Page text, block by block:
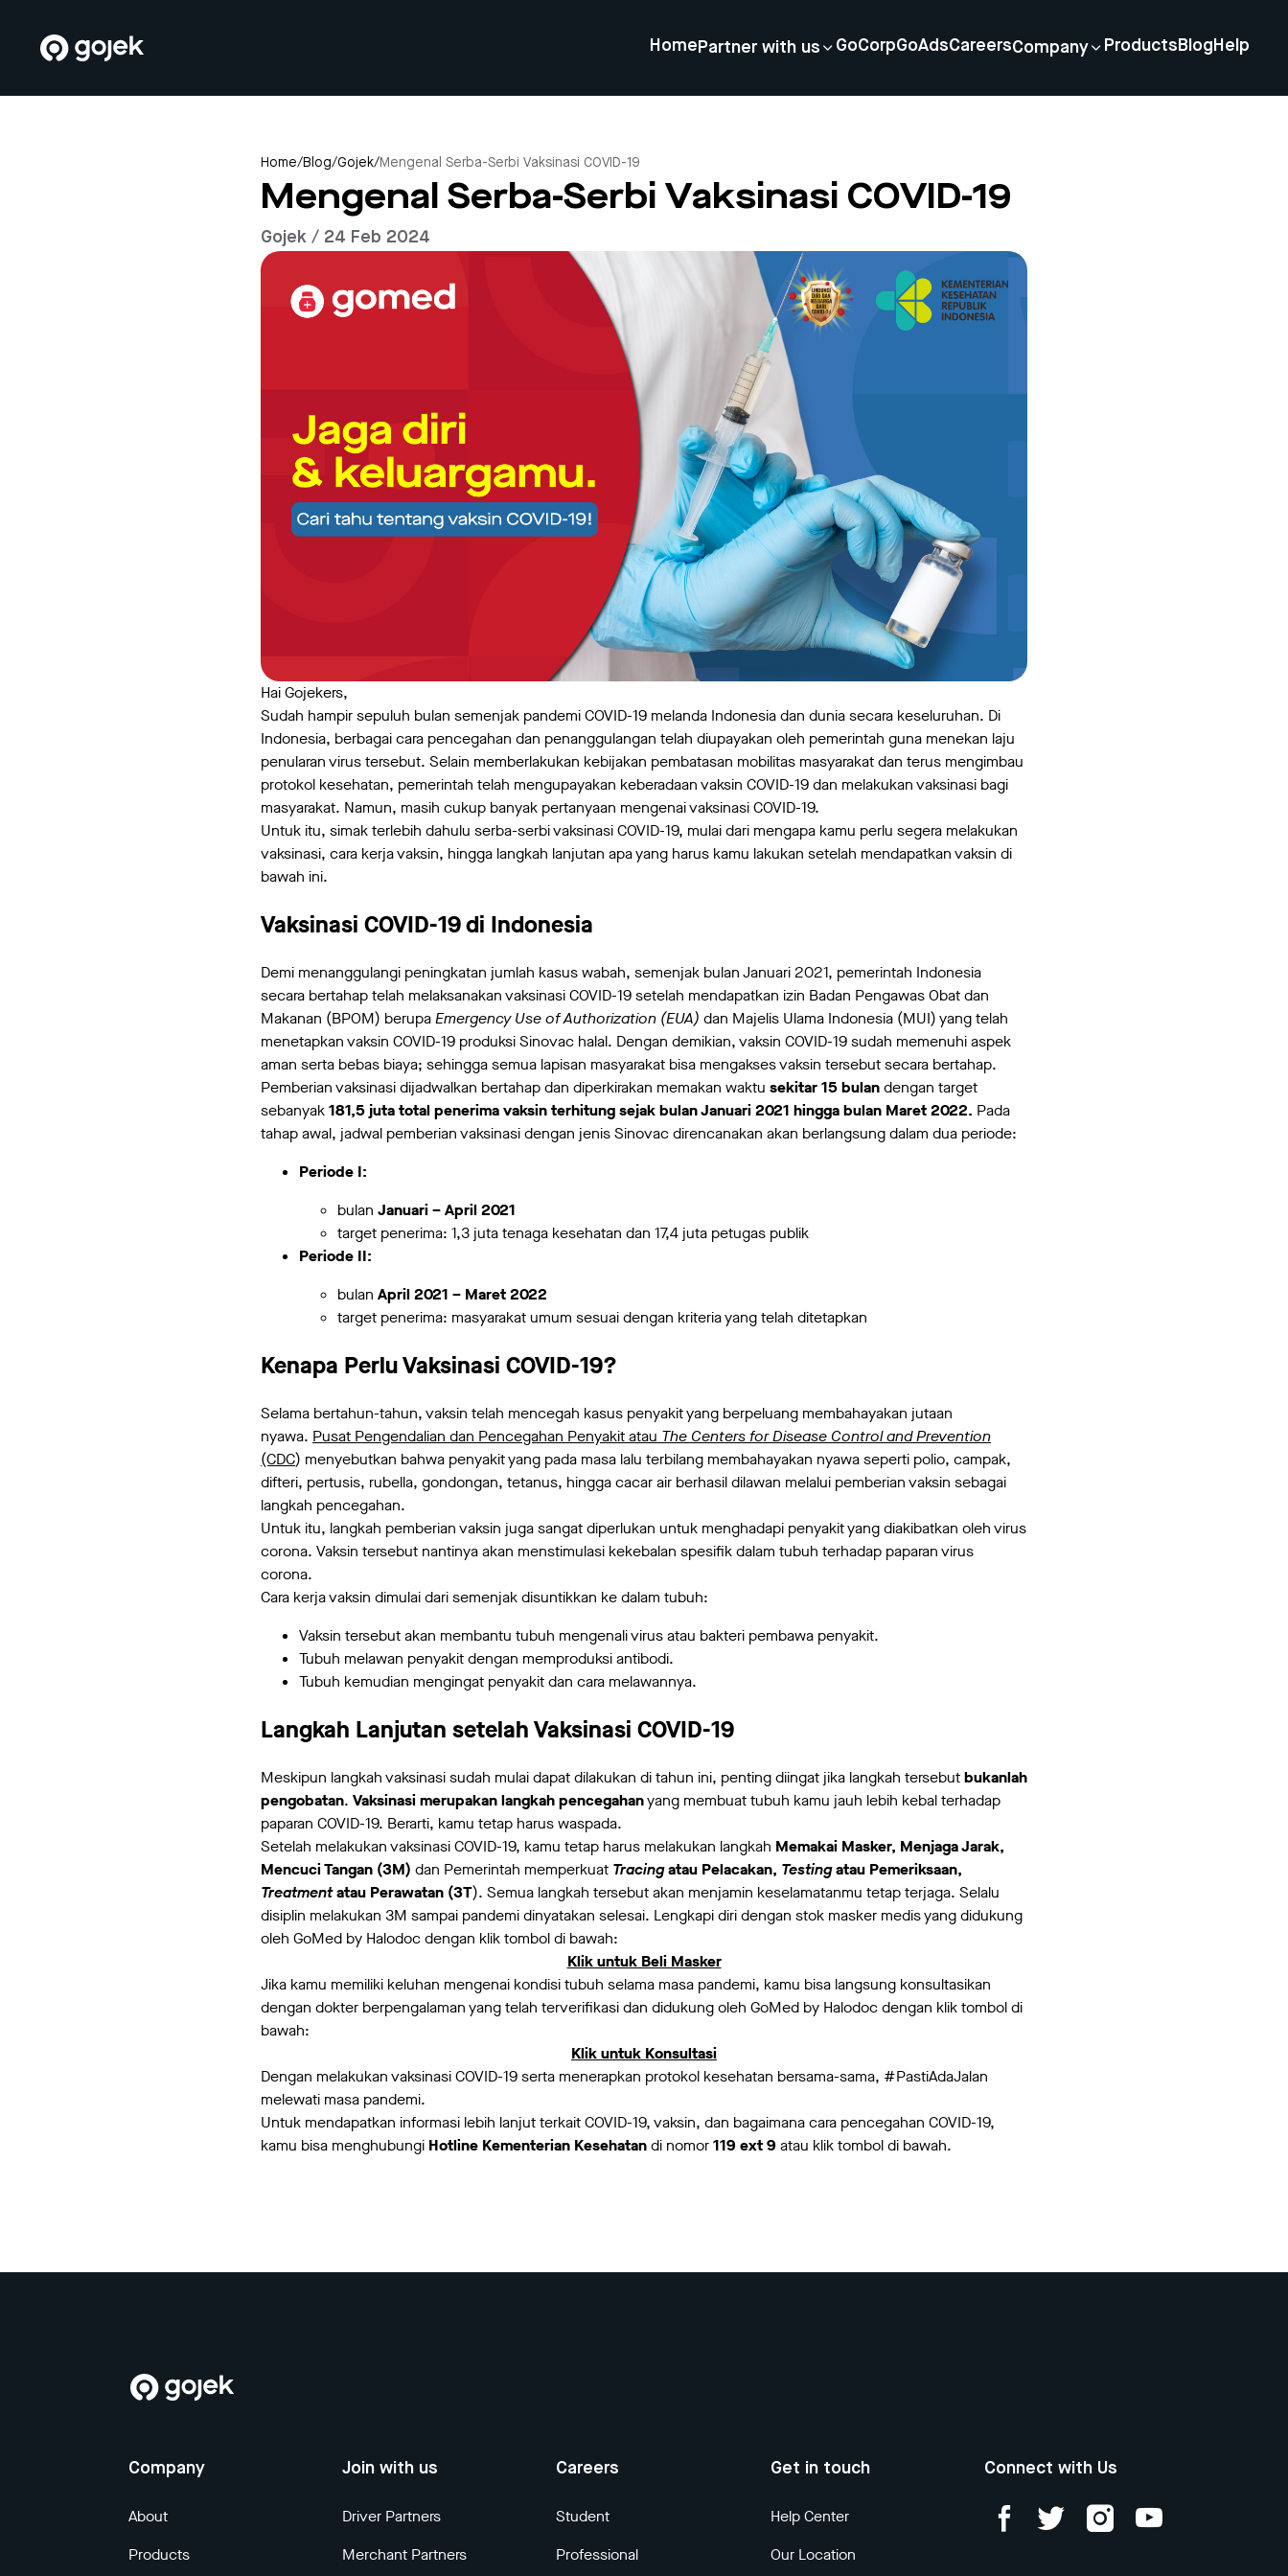
Home Partner with us GoCorpGoAdsCareersCompany Products Blog Help
Home/Blog/Gojek/Mengenal Serba-Serbi Vaksinasi COVID-19
Mengenal Serba-Serbi Vaksinasi COVID-19
Gojek / 24 Feb 2024
Hai Gojekers,
Sudah hampir sepuluh bulan semenjak pandemi COVID-19 melanda Indonesia dan dunia secara keseluruhan. Di
Indonesia, berbagai cara pencegahan dan penanggulangan telah diupayakan oleh pemerintah guna menekan laju
penularan virus tersebut. Selain memberlakukan kebijakan pembatasan mobilitas masyarakat dan terus mengimbau
protokol kesehatan, pemerintah telah mengupayakan keberadaan vaksin COVID-19 dan melakukan vaksinasi bagi
masyarakat. Namun, masih cukup banyak pertanyaan mengenai vaksinasi COVID-19.
Untuk itu, simak terlebih dahulu serba-serbi vaksinasi COVID-19, mulai dari mengapa kamu perlu segera melakukan
vaksinasi, cara kerja vaksin, hingga langkah lanjutan apa yang harus kamu lakukan setelah mendapatkan vaksin di
bawah ini.
Vaksinasi COVID-19 di Indonesia
Demi menanggulangi peningkatan jumlah kasus wabah, semenjak bulan Januari 2021, pemerintah Indonesia
secara bertahap telah melaksanakan vaksinasi COVID-19 setelah mendapatkan izin Badan Pengawas Obat dan
Makanan (BPOM) berupaEmergency Use of Authorization (EUA) dan Majelis Ulama Indonesia (MUI) yang telah
menetapkan vaksin COVID-19 produksi Sinovac halal. Dengan demikian, vaksin COVID-19 sudah memenuhi aspek
aman serta bebas biaya; sehingga semua lapisan masyarakat bisa mengakses vaksin tersebut secara bertahap.
Pemberian vaksinasi dijadwalkan bertahap dan diperkirakan memakan waktu sekitar 15 bulandengan target
sebanyak181,5 juta total penerima vaksin terhitung sejak bulan Januari 2021 hingga bulan Maret 2022. Pada
tahap awal, jadwal pemberian vaksinasi dengan jenis Sinovac direncanakan akan berlangsung dalam dua periode:
Periode I:
bulan Januari – April 2021
target penerima: 1,3 juta tenaga kesehatan dan 17,4 juta petugas publik
Periode II:
bulan April 2021 – Maret 2022
target penerima: masyarakat umum sesuai dengan kriteria yang telah ditetapkan
Kenapa Perlu Vaksinasi COVID-19?
Selama bertahun-tahun, vaksin telah mencegah kasus penyakit yang berpeluang membahayakan jutaan
nyawa. Pusat Pengendalian dan Pencegahan Penyakit atau The Centers for Disease Control and Prevention
(CDC) menyebutkan bahwa penyakit yang pada masa lalu terbilang membahayakan nyawa seperti polio, campak,
difteri, pertusis, rubella, gondongan, tetanus, hingga cacar air berhasil dilawan melalui pemberian vaksin sebagai
langkah pencegahan.
Untuk itu, langkah pemberian vaksin juga sangat diperlukan untuk menghadapi penyakit yang diakibatkan oleh virus
corona. Vaksin tersebut nantinya akan menstimulasi kekebalan spesifik dalam tubuh terhadap paparan virus
corona.
Cara kerja vaksin dimulai dari semenjak disuntikkan ke dalam tubuh:
Vaksin tersebut akan membantu tubuh mengenali virus atau bakteri pembawa penyakit.
Tubuh melawan penyakit dengan memproduksi antibodi.
Tubuh kemudian mengingat penyakit dan cara melawannya.
Langkah Lanjutan setelah Vaksinasi COVID-19
Meskipun langkah vaksinasi sudah mulai dapat dilakukan di tahun ini, penting diingat jika langkah tersebutbukanlah
pengobatan. Vaksinasi merupakan langkah pencegahanyang membuat tubuh kamu jauh lebih kebal terhadap
paparan COVID-19. Berarti, kamu tetap harus waspada.
Setelah melakukan vaksinasi COVID-19, kamu tetap harus melakukan langkah Memakai Masker, Menjaga Jarak,
Mencuci Tangan (3M) dan Pemerintah memperkuat Tracingatau Pelacakan, Testingatau Pemeriksaan,
Treatmentatau Perawatan (3T). Semua langkah tersebut akan menjamin keselamatanmu tetap terjaga. Selalu
disiplin melakukan 3M sampai pandemi dinyatakan selesai. Lengkapi diri dengan stok masker medis yang didukung
oleh GoMed by Halodoc dengan klik tombol di bawah:
Klik untuk Beli Masker
Jika kamu memiliki keluhan mengenai kondisi tubuh selama masa pandemi, kamu bisa langsung konsultasikan
dengan dokter berpengalaman yang telah terverifikasi dan didukung oleh GoMed by Halodoc dengan klik tombol di
bawah:
Klik untuk Konsultasi
Dengan melakukan vaksinasi COVID-19 serta menerapkan protokol kesehatan bersama-sama, #PastiAdaJalan
melewati masa pandemi.
Untuk mendapatkan informasi lebih lanjut terkait COVID-19, vaksin, dan bagaimana cara pencegahan COVID-19,
kamu bisa menghubungi Hotline Kementerian Kesehatandi nomor119 ext 9atau klik tombol di bawah.
Company
About
Products
Join with us
Driver Partners
Merchant Partners
Careers
Student
Professional
Get in touch
Help Center
Our Location
Connect with Us